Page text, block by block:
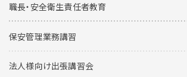
職長・安全衛生責任者教育
保安管理業務講習
法人様向け出張講習会